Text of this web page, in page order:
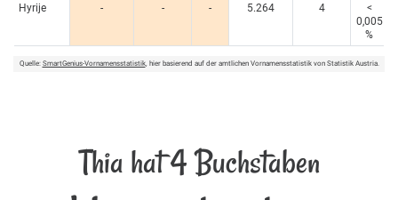
Hyrije
- - - 5.264 4
<
0,005
%
Quelle: SmartGenius-Vornamensstatistik, hier basierend auf der amtlichen Vornamensstatistik von Statistik Austria.
Thia hat 4 Buchstaben